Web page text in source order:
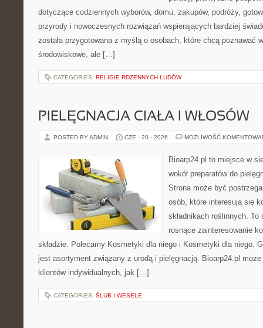
dotyczące codziennych wyborów, domu, zakupów, podróży,
przyrody i nowoczesnych rozwiązań wspierających bardziej
została przygotowana z myślą o osobach, które chcą poznawać
środowiskowe, ale […]
CATEGORIES: RELIGIE RDZENNYCH LUDÓW
PIELĘGNACJA CIAŁA I WŁOSÓW
POSTED BY ADMIN CZE - 20 - 2026 MOŻLIWOŚĆ
Bioarp24.pl to miejsce w
wokół preparatów do
Strona może być
osób, które interesują się
składnikach roślinnych.
rosnące zainteresowanie
składzie. Polecamy Kosmetyki dla niego i Kosmetyki dla niego.
jest asortyment związany z urodą i pielęgnacją. Bioarp24.pl
klientów indywidualnych, jak […]
CATEGORIES: ŚLUB I WESELE